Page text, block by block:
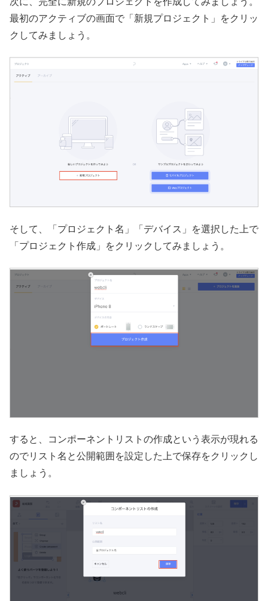
最初のアクティブの画面で「新規プロジェクト」をクリッ
クしてみましょう。
そして、「プロジェクト名」「デバイス」を選択した上で
「プロジェクト作成」をクリックしてみましょう。
すると、コンポーネントリストの作成という表示が現れる
のでリスト名と公開範囲を設定した上で保存をクリックし
ましょう。